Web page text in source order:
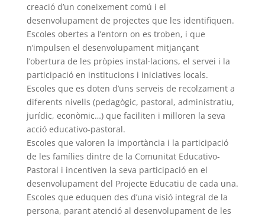
creació d’un coneixement comú i el
desenvolupament de projectes que les identifiquen.
Escoles obertes a l’entorn on es troben, i que
n’impulsen el desenvolupament mitjançant
l’obertura de les pròpies instal·lacions, el servei i la
participació en institucions i iniciatives locals.
Escoles que es doten d’uns serveis de recolzament a
diferents nivells (pedagògic, pastoral, administratiu,
jurídic, econòmic…) que faciliten i milloren la seva
acció educativo-pastoral.
Escoles que valoren la importància i la participació
de les famílies dintre de la Comunitat Educativo-
Pastoral i incentiven la seva participació en el
desenvolupament del Projecte Educatiu de cada una.
Escoles que eduquen des d’una visió integral de la
persona, parant atenció al desenvolupament de les